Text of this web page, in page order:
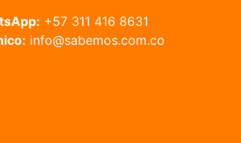
+57 311 416 8631
info@sabemos.com.co